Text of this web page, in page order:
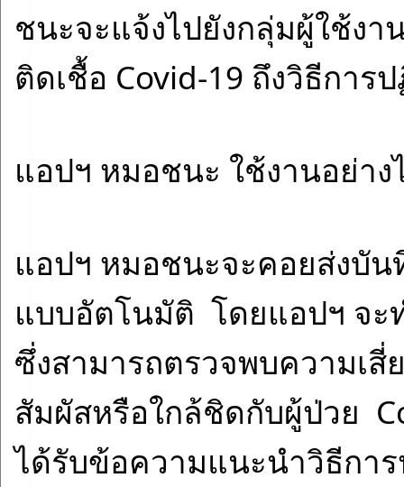
ชนะจะแจ้งไปยังกลุ่มผู้ใช้ง
ติดเชื้อ Covid-19 ถึงวิธีกา
แอปฯ หมอชนะ ใช้งานอย่าง
แอปฯ หมอชนะจะคอยส่งบัน
แบบอัตโนมัติ  โดยแอปฯ จะ
ซึ่งสามารถตรวจพบความเสี่
สัมผัสหรือใกล้ชิดกับผู้ป่วย
ได้รับข้อความแนะนำวิธีกา